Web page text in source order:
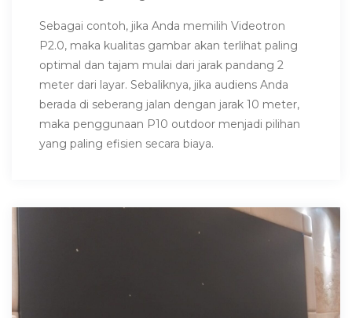
Sebagai contoh, jika Anda memilih Videotron
P2.0, maka kualitas gambar akan terlihat paling
optimal dan tajam mulai dari jarak pandang 2
meter dari layar. Sebaliknya, jika audiens Anda
berada di seberang jalan dengan jarak 10 meter,
maka penggunaan P10 outdoor menjadi pilihan
yang paling efisien secara biaya.